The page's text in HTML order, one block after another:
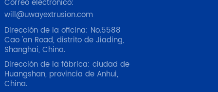
Correo electrónico:
will@uwayextrusion.com
Dirección de la oficina: No.5588
Cao 'an Road, distrito de Jiading,
Shanghai, China.
Dirección de la fábrica: ciudad de
Huangshan, provincia de Anhui,
China.